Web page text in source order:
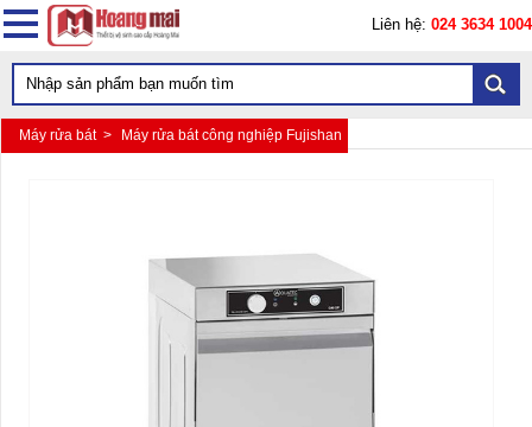
Liên hệ: 024 3634 1004
Máy rửa bát > Máy rửa bát công nghiệp Fujishan